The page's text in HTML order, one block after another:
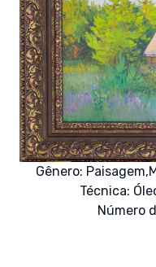
Gênero: Paisagem,
Técnica:
Número